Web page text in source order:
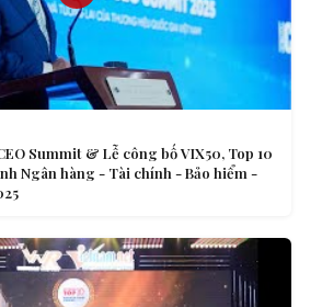
Summit & Lễ công bố VIX50, Top 10
Ngân hàng - Tài chính - Bảo hiểm -